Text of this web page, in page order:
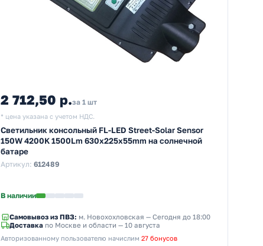
2 712,50 р.за 1 шт
* цена указана с учетом НДС.
Светильник консольный FL-LED Street-Solar Sensor
150W 4200K 1500Lm 630x225x55mm на солнечной
батаре
Артикул: 612489
В наличии
Самовывоз из ПВЗ: м. Новохохловская — Сегодня до 18:00
Доставка по Москве и области — 10 августа
Авторизованному пользователю начислим 27 бонусов